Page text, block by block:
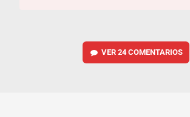
VER 24 COMENTARIOS